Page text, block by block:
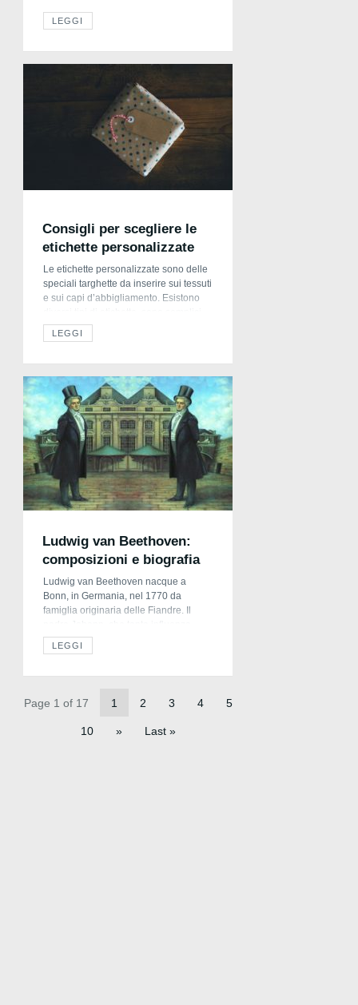
organizzazione. Chi non ha mai
viaggiato prima con un neonato non sa
possa buscare un raffreddore o
LEGGI
Consigli per scegliere le
etichette personalizzate
Le etichette personalizzate sono delle
speciali targhette da inserire sui tessuti
e sui capi d’abbigliamento. Esistono
da applicare e sicuramente danno un
senso di originalità. Ad esempio, le
stiraggio. Un modo innovativo e
alternativo per avere tutto […]
LEGGI
Ludwig van Beethoven:
composizioni e biografia
Ludwig van Beethoven nacque a
Bonn, in Germania, nel 1770 da
famiglia originaria delle Fiandre. Il
anche negativa, avrebbe avuto sulla
sua esistenza, era tenore nella
bambino ricevette i primi insegnamenti
musicali, oltre che dal […]
LEGGI
Page 1 of 17 1 2 3 4 5
10 » Last »